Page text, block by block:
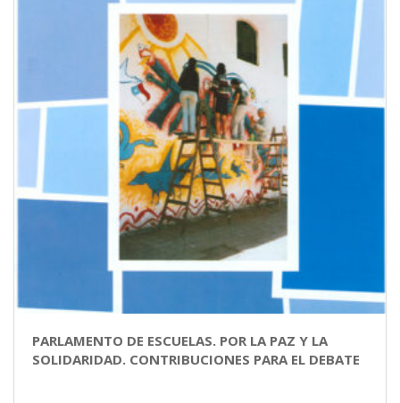
PARLAMENTO DE ESCUELAS. POR LA PAZ Y LA
SOLIDARIDAD. CONTRIBUCIONES PARA EL DEBATE